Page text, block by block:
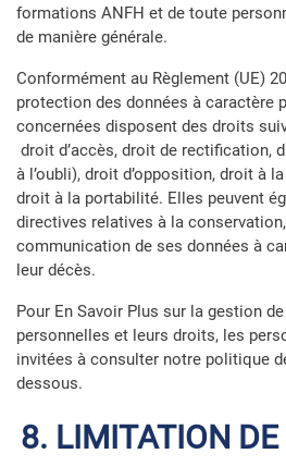
formations ANFH et de toute
de manière générale.
Conformément au Règlement (UE)
protection des données à caractère
concernées disposent des droits
droit d’accès, droit de rectification,
à l’oubli), droit d’opposition, droit à
droit à la portabilité. Elles peuvent
directives relatives à la
communication de ses données à
leur décès.
Pour En Savoir Plus sur la gestion
personnelles et leurs droits, les
invitées à consulter notre politique
dessous.
8. LIMITATION DE